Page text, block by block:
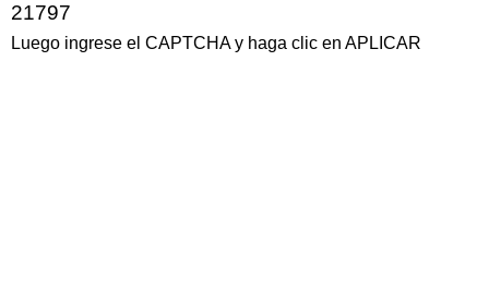
21797
Luego ingrese el CAPTCHA y haga clic en APLICAR